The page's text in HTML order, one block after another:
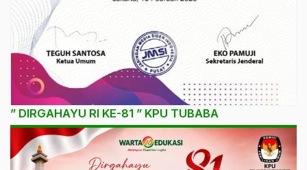
” DIRGAHAYU RI KE-81 ” KPU TUBABA